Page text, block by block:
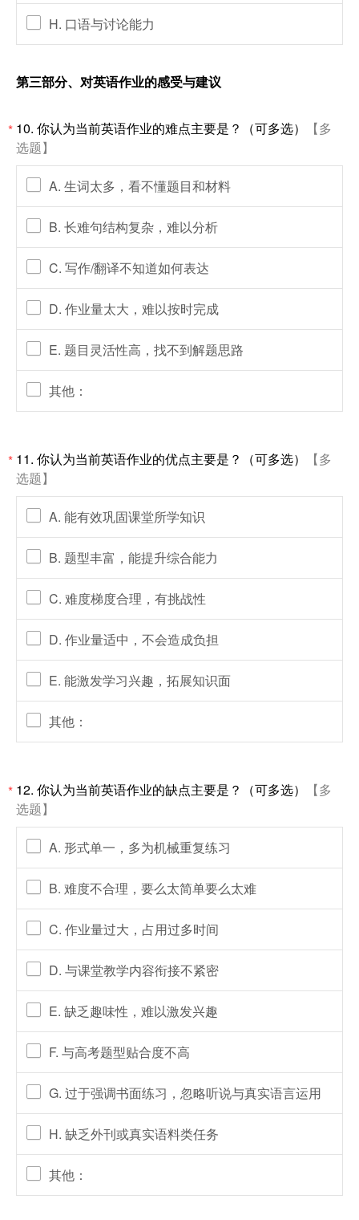
H. 口语与讨论能力
第三部分、对英语作业的感受与建议
* 10. 你认为当前英语作业的难点主要是？（可多选）
【多
选题】
A. 生词太多，看不懂题目和材料
B. 长难句结构复杂，难以分析
C. 写作/翻译不知道如何表达
D. 作业量太大，难以按时完成
E. 题目灵活性高，找不到解题思路
其他：
* 11. 你认为当前英语作业的优点主要是？（可多选）
【多
选题】
A. 能有效巩固课堂所学知识
B. 题型丰富，能提升综合能力
C. 难度梯度合理，有挑战性
D. 作业量适中，不会造成负担
E. 能激发学习兴趣，拓展知识面
其他：
* 12. 你认为当前英语作业的缺点主要是？（可多选）
【多
选题】
A. 形式单一，多为机械重复练习
B. 难度不合理，要么太简单要么太难
C. 作业量过大，占用过多时间
D. 与课堂教学内容衔接不紧密
E. 缺乏趣味性，难以激发兴趣
F. 与高考题型贴合度不高
G. 过于强调书面练习，忽略听说与真实语言运用
H. 缺乏外刊或真实语料类任务
其他：